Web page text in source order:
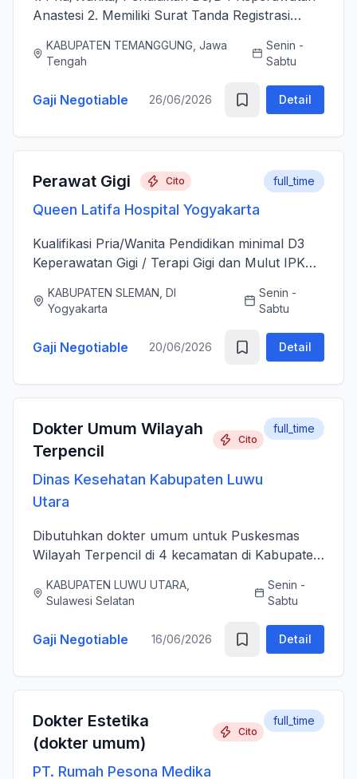
Anastesi 2. Memiliki Surat Tanda Registrasi
kepenataan anestesi sebelum, selama, dan
sesudah Tindakan Operasi 3....
KABUPATEN TEMANGGUNG, Jawa
Tengah
Senin -
Sabtu
Gaji Negotiable 26/06/2026 Detail
Perawat Gigi Cito
Queen Latifa Hospital Yogyakarta
full_time
Kualifikasi Pria/Wanita Pendidikan minimal D3
Keperawatan Gigi / Terapi Gigi dan Mulut IPK
(STR) yang masih aktif Memiliki ijazah dan
sertifikat pendu...
KABUPATEN SLEMAN, DI
Yogyakarta
Senin -
Sabtu
Gaji Negotiable 20/06/2026 Detail
Dokter Umum Wilayah
Terpencil
Cito
Dinas Kesehatan Kabupaten Luwu
Utara
full_time
Dibutuhkan dokter umum untuk Puskesmas
Wilayah Terpencil di 4 kecamatan di Kabupaten
KABUPATEN LUWU UTARA,
Sulawesi Selatan
Senin -
Sabtu
Gaji Negotiable 16/06/2026 Detail
Dokter Estetika
(dokter umum)
Cito
PT. Rumah Pesona Medika
full_time